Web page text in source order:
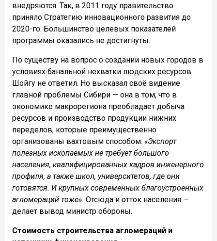
внедряются. Так, в 2011 году правительство
приняло Стратегию инновационного развития до
2020-го. Большинство целевых показателей
программы оказались не достигнуты.
По существу на вопрос о создании новых городов в
условиях банальной нехватки людских ресурсов
Шойгу не ответил. Но высказал своё видение
главной проблемы Сибири — она в том, что в
экономике макрорегиона преобладает добыча
ресурсов и производство продукции нижних
переделов, которые преимущественно
организованы вахтовым способом: «Экспорт
полезных ископаемых не требует большого
населения, квалифицированных кадров инженерного
профиля, а также школ, университетов, где они
готовятся. И крупных современных благоустроенных
агломераций тоже». Отсюда и отток населения —
делает вывод министр обороны.
Стоимость строительства агломераций и